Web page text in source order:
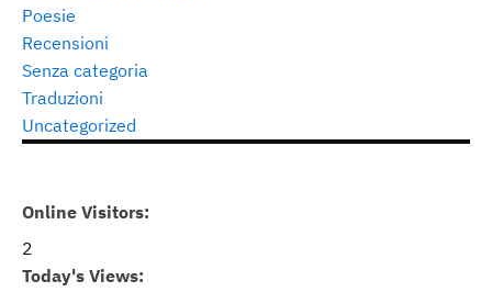
Poesie
Recensioni
Senza categoria
Traduzioni
Uncategorized
Online Visitors:
2
Today's Views: